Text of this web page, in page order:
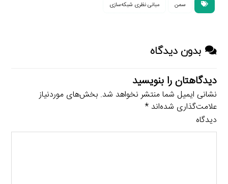
سمن مبانی نظری شبکه‌سازی
بدون دیدگاه
دیدگاهتان را بنویسید
نشانی ایمیل شما منتشر نخواهد شد. بخش‌های موردنیاز
علامت‌گذاری شده‌اند*
دیدگاه